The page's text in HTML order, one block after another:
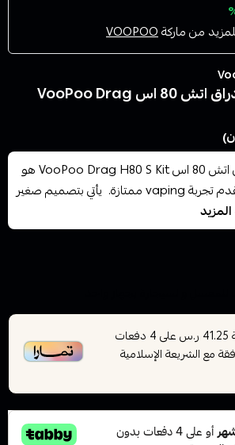
من ماركةVOOPOO
جهاز معسل فوبو دراق اتش 80 اس VooPoo Drag
جهاز شيشة فوبو دراق اتش 80 اس VooPoo Drag H80 S Kit هو
جهاز شيشة متقدم يقدم تجربة vaping ممتازة. يأتي بتصميم صغير
41.25 ر.س على4 دفعات
مع الشريعة الإسلامية